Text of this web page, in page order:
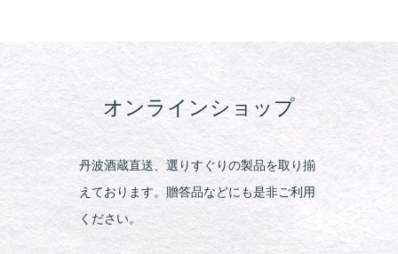
オンラインショップ
丹波酒蔵直送、選りすぐりの製品を取り揃
えております。贈答品などにも是非ご利用
ください。